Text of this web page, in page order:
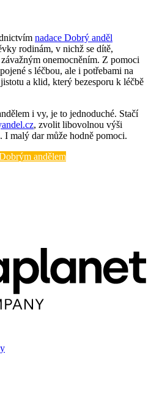
nadace Dobrý anděl
rodinám, v nichž se dítě,
onemocněním. Z pomoci
s léčbou, ale i potřebami na
a klid, který bezesporu k léčbě
i vy, je to jednoduché. Stačí
, zvolit libovolnou výši
I malý dar může hodně pomoci.
andělem